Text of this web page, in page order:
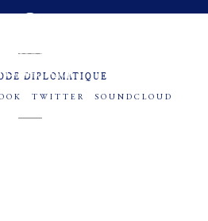
DIPLOMATIQUE
TWITTER SOUNDCLOUD